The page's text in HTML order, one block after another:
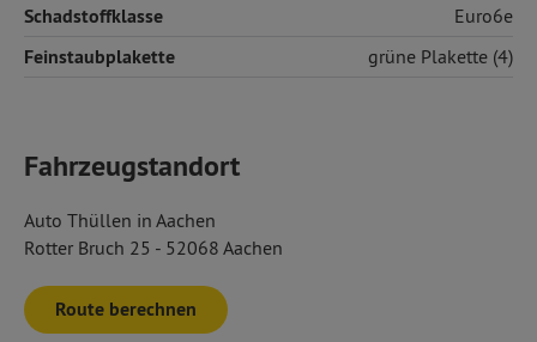
Schadstoffklasse Euro6e
Feinstaubplakette grüne Plakette (4)
Fahrzeugstandort
Auto Thüllen in Aachen
Rotter Bruch 25 - 52068 Aachen
Route berechnen